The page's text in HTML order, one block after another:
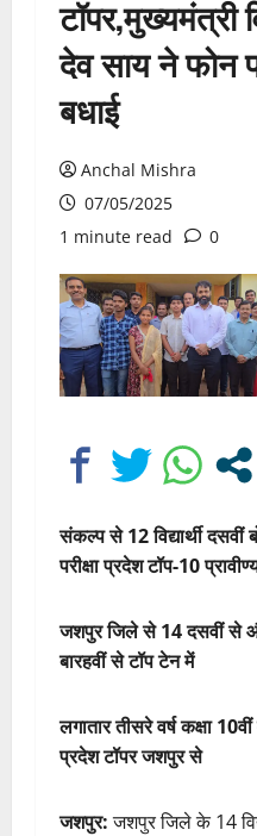
टॉपर,मुख्यमंत्री
देव साय ने फोन
बधाई
Anchal Mishra
07/05/2025
1 minute read
0
संकल्प से 12 विद्यार्थी दसवीं
परीक्षा प्रदेश टॉप-10
जशपुर जिले से 14 दसवीं से
बारहवीं से टॉप टेन में
लगातार तीसरे वर्ष कक्षा
प्रदेश टॉपर जशपुर से
जशपुर:जशपुर जिले के 14